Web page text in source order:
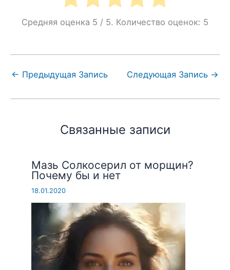
Средняя оценка 5 / 5. Количество оценок: 5
← Предыдущая Запись Следующая Запись →
Связанные записи
Мазь Солкосерил от морщин?
Почему бы и нет
18.01.2020